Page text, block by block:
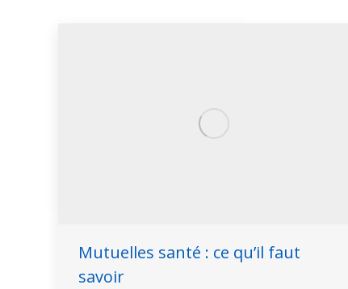
Mutuelles santé : ce qu’il faut
savoir